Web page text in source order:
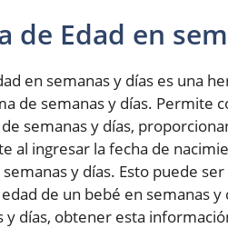
de Edad en
en semanas y días es una
de semanas y días. Permite
semanas y días,
al ingresar la fecha de
y días. Esto puede
de un bebé en semanas
y días, obtener esta